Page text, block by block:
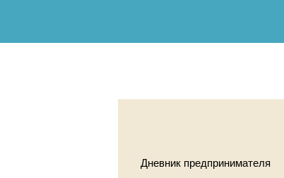
Дневник предпринимателя